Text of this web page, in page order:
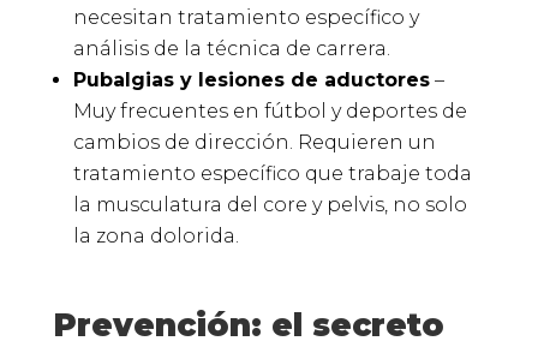
necesitan tratamiento específico y
análisis de la técnica de carrera.
Pubalgias y lesiones de aductores–
Muy frecuentes en fútbol y deportes de
cambios de dirección. Requieren un
tratamiento específico que trabaje toda
la musculatura del core y pelvis, no solo
la zona dolorida.
Prevención: el secreto